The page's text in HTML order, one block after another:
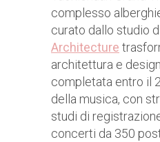
complesso
curato dallo studio
Architecture
architettura e
completata entro il
della musica, con
studi di
concerti da 350